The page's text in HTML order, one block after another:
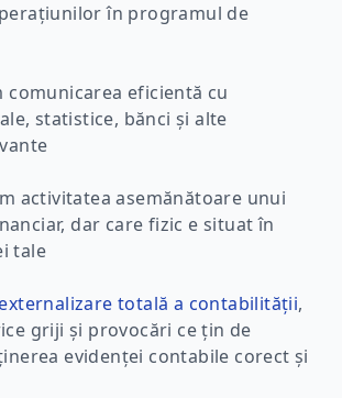
în programul de
eficientă cu
statistice, bănci și alte
asemănătoare unui
dar care fizic e situat în
tale
externalizare totală a contabilității,
griji și provocări ce țin de
evidenței contabile corect și